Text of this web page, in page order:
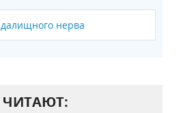
нерва
ЧИТАЮТ: